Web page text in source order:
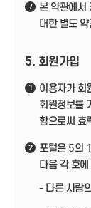
7
본 약관에서
대한 별도
5. 회원가입
1
이용자가 회
회원정보를
함으로써 효
2
포털은 5의
다음 각 호
- 다른 사람